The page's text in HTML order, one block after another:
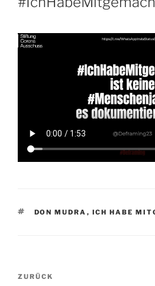
SCHLAGWÖRTER
DON MUDRA , ICH HABE
Beitragsnavigation
Vorheriger
ZURÜCK